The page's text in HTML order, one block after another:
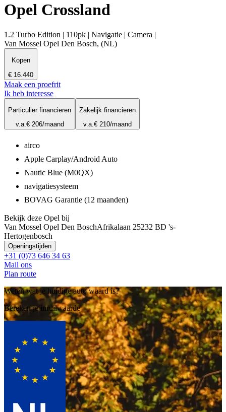
Opel Crossland
1.2 Turbo Edition | 110pk | Navigatie | Camera |
Van Mossel Opel Den Bosch, (NL)
Kopen
€ 16.440
Maak een proefrit
Ik heb interesse
Particulier financieren
v.a.€ 206/maand
Zakelijk financieren
v.a.€ 210/maand
airco
Apple Carplay/Android Auto
Nautic Blue (M0QX)
navigatiesysteem
BOVAG Garantie (12 maanden)
Bekijk deze Opel bij
Van Mossel Opel Den BoschAfrikalaan 25232 BD 's-
Hertogenbosch
Openingstijden
+31 (0)73 646 34 63
Mail ons
Plan route
Weten wat je huidige auto waard is?
Bereken je inruilwaarde